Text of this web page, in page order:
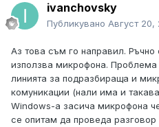
ivanchovsky
Публикувано Август 20,
Аз това съм го направил.
използва микрофона.
линията за подразбираща и
комуникации (нали има и
Windows-а засича микрофона
се опитам да проведа